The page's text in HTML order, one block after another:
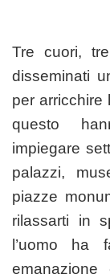
Tre cuori,
disseminati
per arricchire
questo
impiegare
palazzi,
piazze
rilassarti in
l’uomo